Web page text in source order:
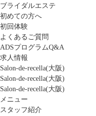
ブライダルエステ
初めての方へ
初回体験
よくあるご質問
ADSプログラムQ&A
求人情報
Salon-de-recella(大阪)
Salon-de-recella(大阪)
Salon-de-recella(大阪)
メニュー
スタッフ紹介